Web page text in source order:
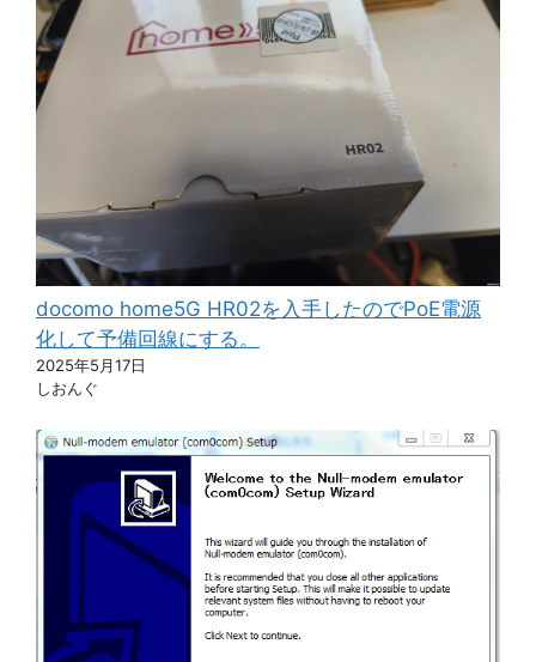
docomo home5G HR02を入手したのでPoE電源
化して予備回線にする。
2025年5月17日
しおんぐ